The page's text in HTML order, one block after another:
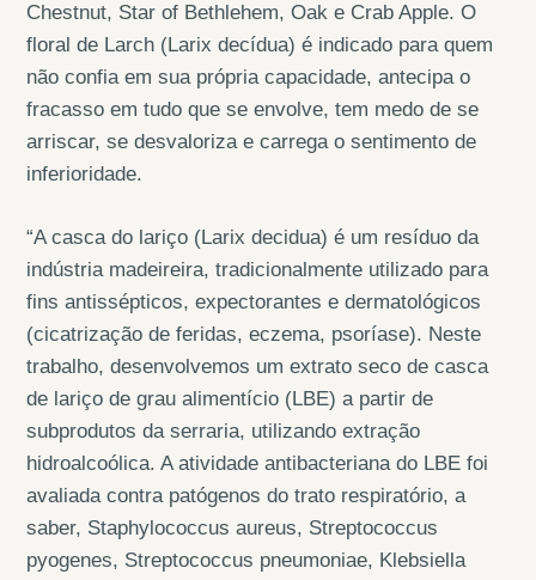
Chestnut, Star of Bethlehem, Oak e Crab Apple. O
floral de Larch (Larix decídua) é indicado para quem
não confia em sua própria capacidade, antecipa o
fracasso em tudo que se envolve, tem medo de se
arriscar, se desvaloriza e carrega o sentimento de
inferioridade.
“A casca do lariço (Larix decidua) é um resíduo da
indústria madeireira, tradicionalmente utilizado para
fins antissépticos, expectorantes e dermatológicos
(cicatrização de feridas, eczema, psoríase). Neste
trabalho, desenvolvemos um extrato seco de casca
de lariço de grau alimentício (LBE) a partir de
subprodutos da serraria, utilizando extração
hidroalcoólica. A atividade antibacteriana do LBE foi
avaliada contra patógenos do trato respiratório, a
saber, Staphylococcus aureus, Streptococcus
pyogenes, Streptococcus pneumoniae, Klebsiella